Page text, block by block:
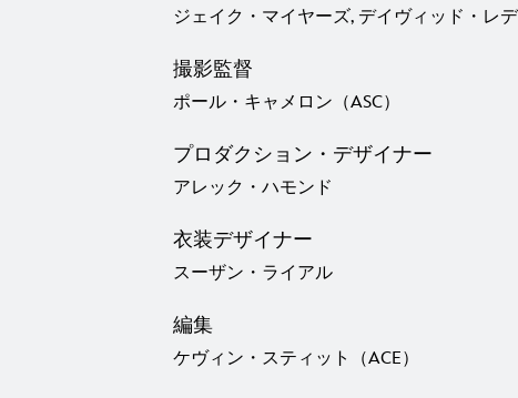
ジェイク・マイヤーズ, デイヴィッド・レ
撮影監督
ポール・キャメロン（ASC）
プロダクション・デザイナー
アレック・ハモンド
衣装デザイナー
スーザン・ライアル
編集
ケヴィン・スティット（ACE）